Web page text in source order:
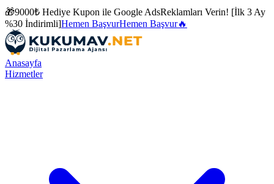
🎁9000₺ Hediye Kupon ile Google AdsReklamları Verin! [İlk 3 Ay
%30 İndirimli]Hemen BaşvurHemen Başvur🔥
Anasayfa
Hizmetler